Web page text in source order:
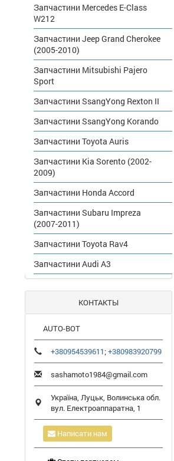
Запчастини Mercedes E-Class
W212
Запчастини Jeep Grand Cherokee
(2005-2010)
Запчастини Mitsubishi Pajero
Sport
Запчастини SsangYong Rexton II
Запчастини SsangYong Korando
Запчастини Toyota Auris
Запчастини Kia Sorento (2002-
2009)
Запчастини Honda Accord
Запчастини Subaru Impreza
(2007-2011)
Запчастини Toyota Rav4
Запчастини Audi A3
КОНТАКТЫ
AUTO-BOT
+380954539611;+380983920799
sashamoto1984@gmail.com
Україна, Луцьк, Волинська обл.
вул. Електроаппаратна, 1
Написати нам